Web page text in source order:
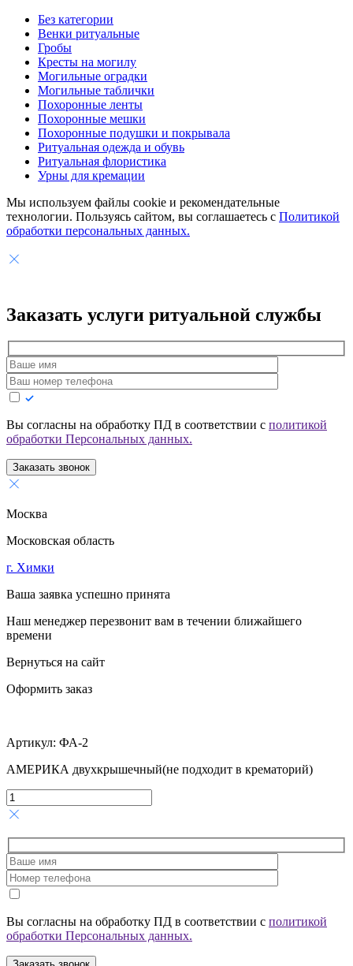
Без категории
Венки ритуальные
Гробы
Кресты на могилу
Могильные оградки
Могильные таблички
Похоронные ленты
Похоронные мешки
Похоронные подушки и покрывала
Ритуальная одежда и обувь
Ритуальная флористика
Урны для кремации
Мы используем файлы cookie и рекомендательные
технологии. Пользуясь сайтом, вы соглашаетесь с Политикой
обработки персональных данных.
Заказать услуги ритуальной службы
Вы согласны на обработку ПД в соответствии с политикой
обработки Персональных данных.
Заказать звонок
Москва
Московская область
г. Химки
Ваша заявка успешно принята
Наш менеджер перезвонит вам в течении ближайшего
времени
Вернуться на сайт
Оформить заказ
Артикул: ФА-2
АМЕРИКА двухкрышечный(не подходит в крематорий)
Вы согласны на обработку ПД в соответствии с политикой
обработки Персональных данных.